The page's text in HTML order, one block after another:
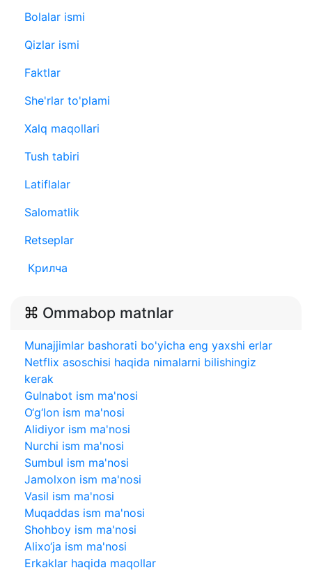
Bolalar ismi
Qizlar ismi
Faktlar
She'rlar to'plami
Xalq maqollari
Tush tabiri
Latiflalar
Salomatlik
Retseplar
Крилча
Ommabop matnlar
Munajjimlar bashorati bo'yicha eng yaxshi erlar
Netflix asoschisi haqida nimalarni bilishingiz
kerak
Gulnabot ism ma'nosi
O‘g‘lon ism ma'nosi
Alidiyor ism ma'nosi
Nurchi ism ma'nosi
Sumbul ism ma'nosi
Jamolxon ism ma'nosi
Vasil ism ma'nosi
Muqaddas ism ma'nosi
Shohboy ism ma'nosi
Alixo‘ja ism ma'nosi
Erkaklar haqida maqollar